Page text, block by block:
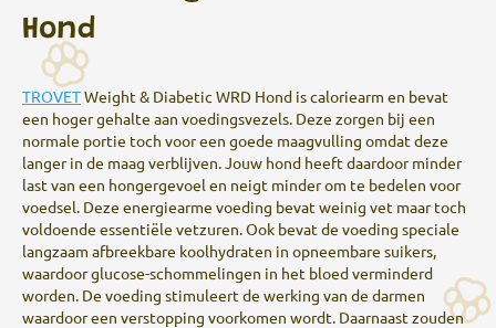
Hond
TROVETWeight & Diabetic WRD Hond is caloriearm en bevat
een hoger gehalte aan voedingsvezels. Deze zorgen bij een
normale portie toch voor een goede maagvulling omdat deze
langer in de maag verblijven. Jouw hond heeft daardoor minder
last van een hongergevoel en neigt minder om te bedelen voor
voedsel. Deze energiearme voeding bevat weinig vet maar toch
voldoende essentiële vetzuren. Ook bevat de voeding speciale
langzaam afbreekbare koolhydraten in opneembare suikers,
waardoor glucose-schommelingen in het bloed verminderd
worden. De voeding stimuleert de werking van de darmen
waardoor een verstopping voorkomen wordt. Daarnaast zouden